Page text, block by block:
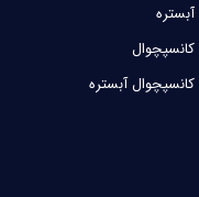
آبستره
کانسپچوال
کانسپچوال آبستره